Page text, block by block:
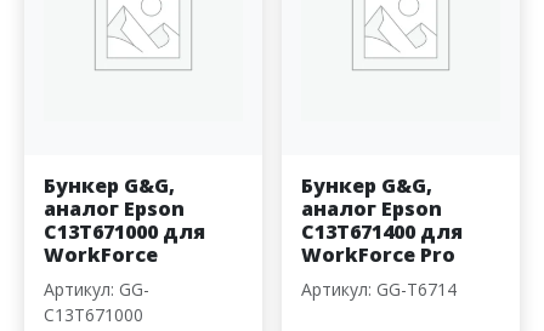
Бункер G&G,
аналог Epson
C13T671000 для
WorkForce
Артикул: GG-
C13T671000
Бункер G&G,
аналог Epson
C13T671400 для
WorkForce Pro
Артикул: GG-T6714